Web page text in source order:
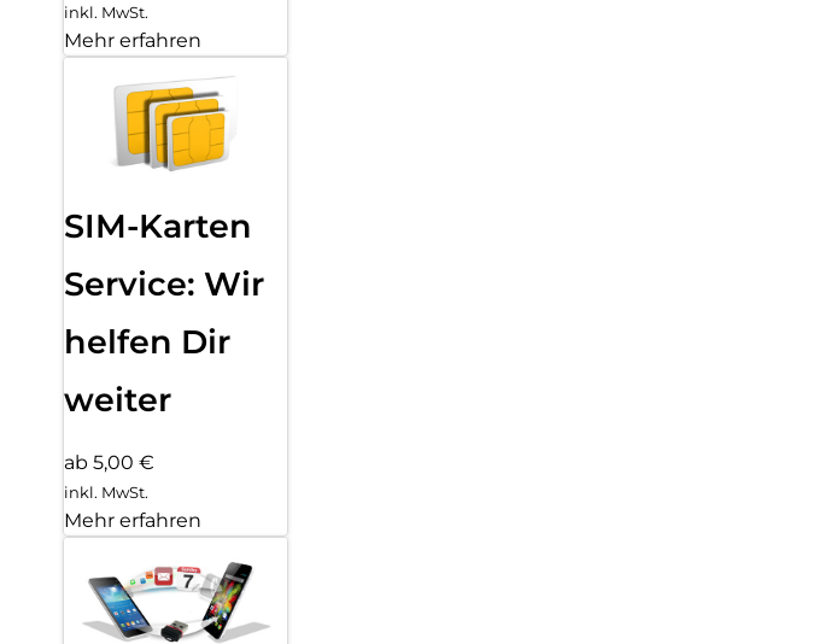
inkl. MwSt.
Mehr erfahren
SIM-Karten
Service: Wir
helfen Dir
weiter
ab 5,00 €
inkl. MwSt.
Mehr erfahren